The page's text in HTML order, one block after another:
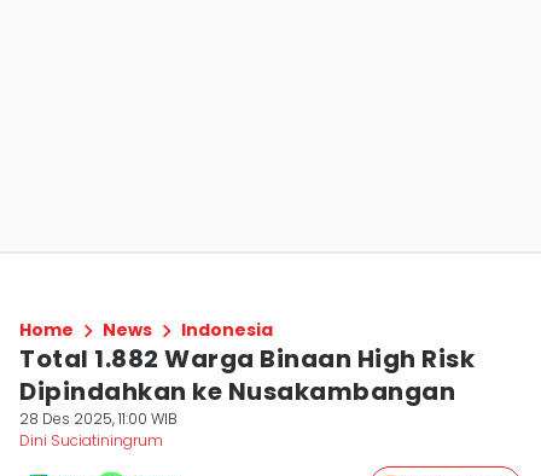
Home News Indonesia
Total 1.882 Warga Binaan High Risk
Dipindahkan ke Nusakambangan
28 Des 2025, 11:00 WIB
Dini Suciatiningrum